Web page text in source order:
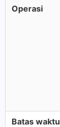
Operasi
Batas waktu